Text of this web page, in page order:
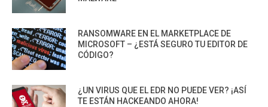
RANSOMWARE EN EL MARKETPLACE DE
MICROSOFT – ¿ESTÁ SEGURO TU EDITOR DE
CÓDIGO?
¿UN VIRUS QUE EL EDR NO PUEDE VER? ¡ASÍ
TE ESTÁN HACKEANDO AHORA!